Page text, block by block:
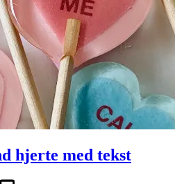
hjerte med tekst